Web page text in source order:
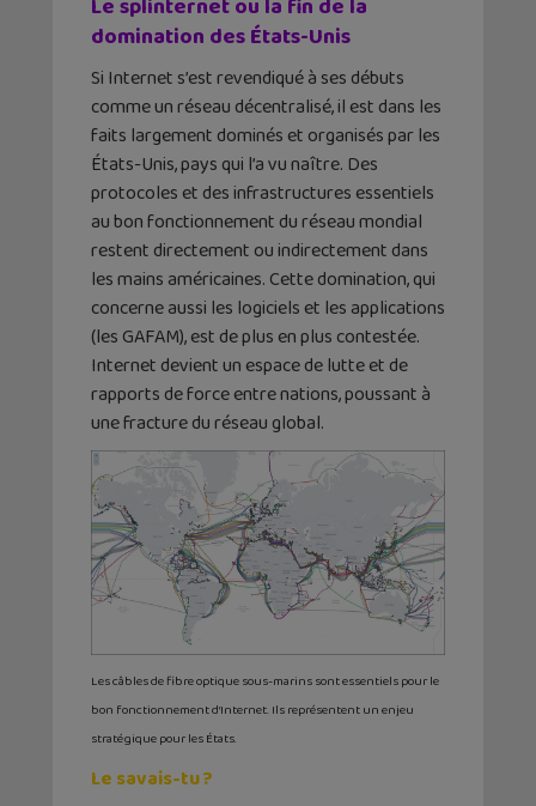
Le splinternet ou la fin de la
domination des États-Unis
Si Internet s’est revendiqué à ses débuts
comme un réseau décentralisé, il est dans les
faits largement dominés et organisés par les
États-Unis, pays qui l’a vu naître. Des
protocoles et des infrastructures essentiels
au bon fonctionnement du réseau mondial
restent directement ou indirectement dans
les mains américaines. Cette domination, qui
concerne aussi les logiciels et les applications
(les GAFAM), est de plus en plus contestée.
Internet devient un espace de lutte et de
rapports de force entre nations, poussant à
une fracture du réseau global.
Les câbles de fibre optique sous-marins sont essentiels pour le
bon fonctionnement d’Internet. Ils représentent un enjeu
stratégique pour les États.
Le savais-tu ?